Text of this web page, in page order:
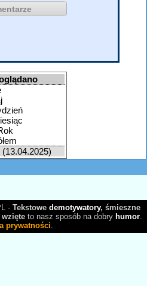
- Tekstowe demotywatory, śmieszne
to nasz sposób na dobry humor.
prywatności.